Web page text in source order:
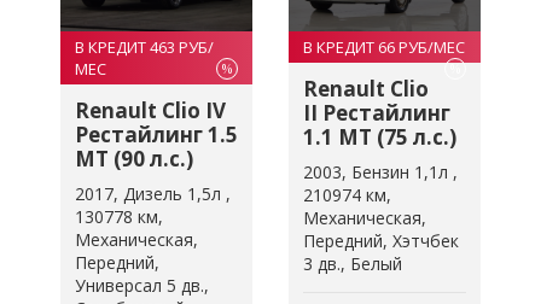
В КРЕДИТ 463 РУБ/
МЕС
%
Renault Clio IV
Рестайлинг 1.5
MT (90 л.с.)
2017 Дизель 1,5л
130778 км
Механическая
Передний
Универсал 5 дв.
В КРЕДИТ 66 РУБ/МЕС
%
Renault Clio
II Рестайлинг
1.1 MT (75 л.с.)
2003 Бензин 1,1л
210974 км
Механическая
Передний Хэтчбек
3 дв. Белый